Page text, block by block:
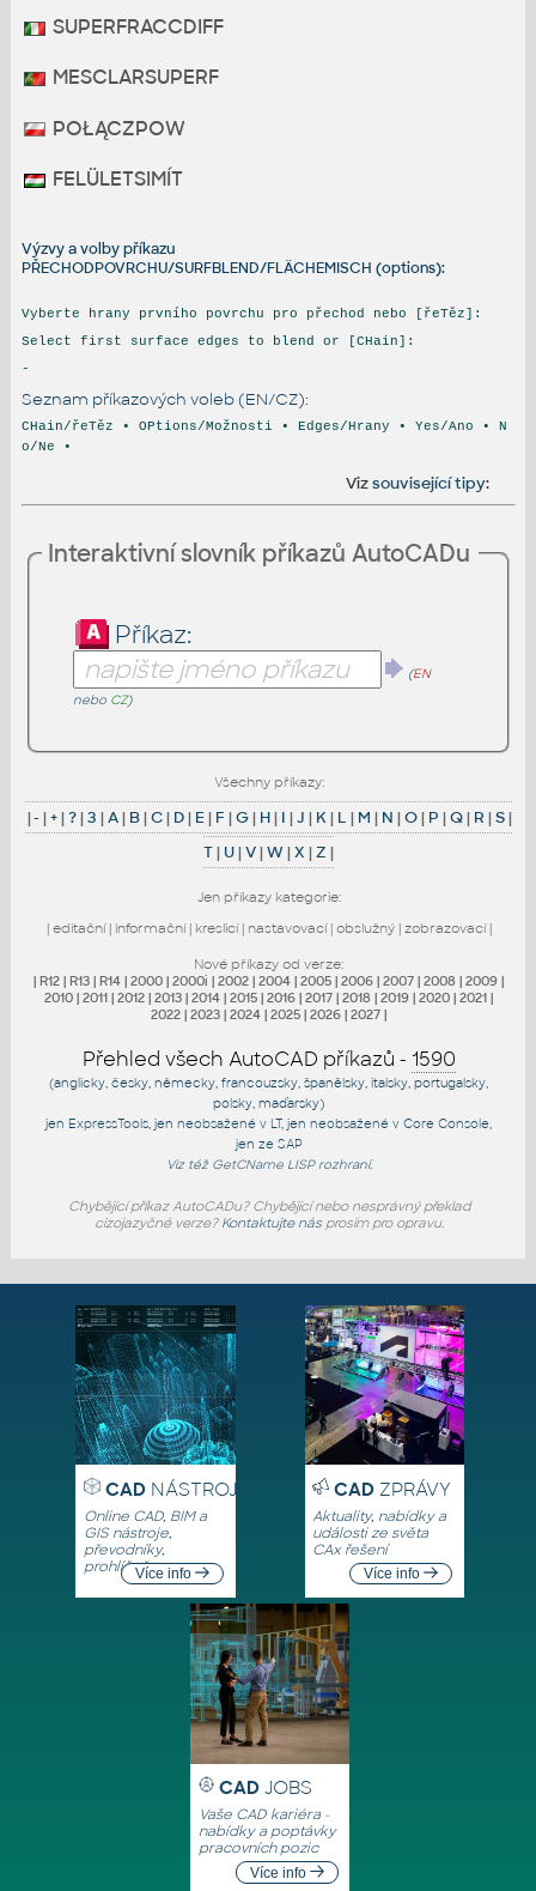
SUPERFRACCDIFF
MESCLARSUPERF
POŁĄCZPOW
FELÜLETSIMÍT
Výzvy a volby příkazu
PŘECHODPOVRCHU/SURFBLEND/FLÄCHEMISCH (options):
Vyberte hrany prvního povrchu pro přechod nebo [řeTěz]:
Select first surface edges to blend or [CHain]:
-
Seznam příkazových voleb (EN/CZ):
CHain/řeTěz • OPtions/Možnosti • Edges/Hrany • Yes/Ano • N
o/Ne •
Vizsouvisející tipy:
Interaktivní slovník příkazů AutoCADu
Příkaz:
(EN
nebo CZ)
Všechny příkazy:
|- |+|?|3 |A| B|C| D| E| F |G| H| I |J | K| L | M | N |O| P |Q| R |S|
T| U|V|W|X |Z |
Jen příkazy kategorie:
| editační| informační| kreslicí| nastavovací| obslužný| zobrazovací|
Nové příkazy od verze:
| R12 | R13 | R14 | 2000 | 2000i | 2002 | 2004 | 2005 | 2006 | 2007 | 2008 | 2009 |
2010 | 2011 | 2012 | 2013 | 2014 | 2015 | 2016 | 2017 | 2018 | 2019 | 2020 | 2021 |
2022 | 2023 | 2024 | 2025 | 2026 | 2027 |
Přehled všech AutoCAD příkazů - 1590
(anglicky, česky, německy, francouzsky, španělsky, italsky, portugalsky,
polsky, maďarsky)
jen ExpressTools , jen neobsažené v LT, jen neobsažené v Core Console
jen ze SAP
Viz též GetCNameLISP rozhraní.
Chybějící příkaz AutoCADu? Chybějící nebo nesprávný překlad
cizojazyčné verze? Kontaktujte násprosím pro opravu.
CADNÁSTROJE
Online CAD, BIM a
GIS nástroje,
převodníky,
prohlížečeVíce info
CADZPRÁVY
Aktuality, nabídky a
události ze světa
CAx řešení
Více info
CAD JOBS
Vaše CAD kariéra -
nabídky a poptávky
pracovních pozic
Více info